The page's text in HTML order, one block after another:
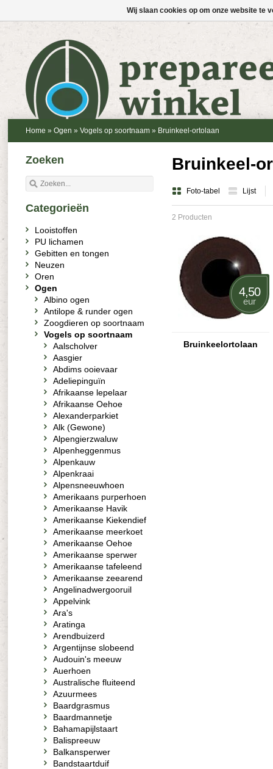
Home » Ogen » Vogels op soortnaam » Bruinkeel-ortolaan
Bruinkeel-
Foto-tabel Lijst
2 Producten
4,50
eur
Bruinkeelortolaan
Zoeken
Categorieën
Looistoffen
PU lichamen
Gebitten en tongen
Neuzen
Oren
Ogen
Albino ogen
Antilope & runder ogen
Zoogdieren op soortnaam
Vogels op soortnaam
Aalscholver
Aasgier
Abdims ooievaar
Adeliepinguïn
Afrikaanse lepelaar
Afrikaanse Oehoe
Alexanderparkiet
Alk (Gewone)
Alpengierzwaluw
Alpenheggenmus
Alpenkauw
Alpenkraai
Alpensneeuwhoen
Amerikaans purperhoen
Amerikaanse Havik
Amerikaanse Kiekendief
Amerikaanse meerkoet
Amerikaanse Oehoe
Amerikaanse sperwer
Amerikaanse tafeleend
Amerikaanse zeearend
Angelinadwergooruil
Appelvink
Ara's
Aratinga
Arendbuizerd
Argentijnse slobeend
Audouin's meeuw
Auerhoen
Australische fluiteend
Azuurmees
Baardgrasmus
Baardmannetje
Bahamapijlstaart
Balispreeuw
Balkansperwer
Bandstaartduif
Wij slaan cookies op om onze website te